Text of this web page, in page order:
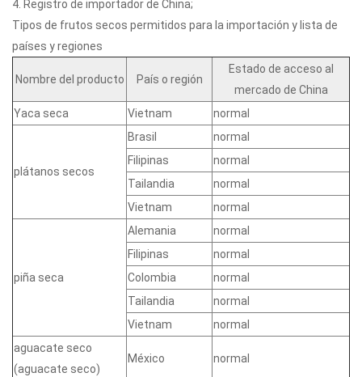
4. Registro de importador de China;
Tipos de frutos secos permitidos para la importación y lista de
países y regiones
Nombre del producto País o región
Estado de acceso al
mercado de China
Yaca seca
Vietnam normal
plátanos secos
Brasil
normal
Filipinas
normal
Tailandia
normal
Vietnam
normal
piña seca
Alemania
normal
Filipinas
normal
Colombia
normal
Tailandia
normal
Vietnam
normal
aguacate seco
(aguacate seco)
México normal